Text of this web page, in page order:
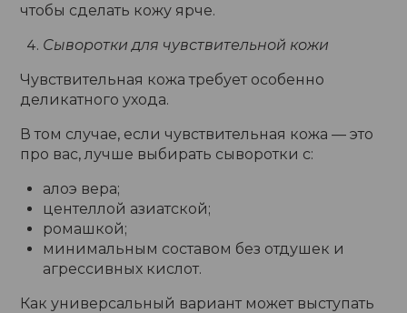
чтобы сделать кожу ярче.
Сыворотки для чувствительной кожи
Чувствительная кожа требует особенно
деликатного ухода.
В том случае, если чувствительная кожа — это
про вас, лучше выбирать сыворотки с:
алоэ вера;
центеллой азиатской;
ромашкой;
минимальным составом без отдушек и
агрессивных кислот.
Как универсальный вариант может выступать